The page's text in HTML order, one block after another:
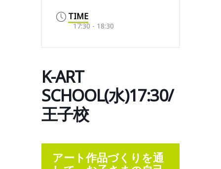
TIME
17:30 - 18:30
K-ART
SCHOOL(水)17:30/
王子校
アート作品づくりを通